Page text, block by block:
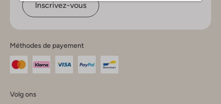
Inscrivez-vous
Méthodes de payement
Volg ons